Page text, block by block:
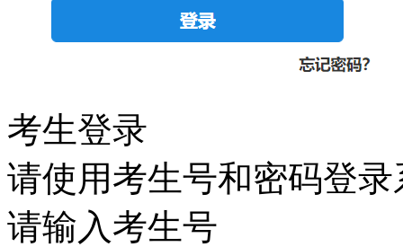
考生登录
请使用考生号和密码登录
请输入考生号